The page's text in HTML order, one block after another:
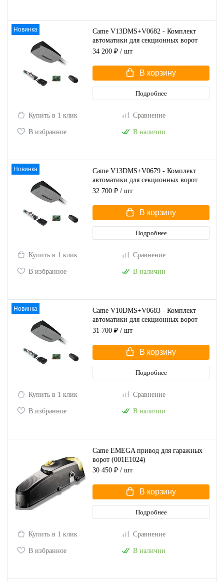
Новинка
Came V13DMS+V0682 - Комплект
автоматики для секционных ворот
высотой до 2,7 м
34 200 ₽ / шт
В корзину
Подробнее
Купить в 1 клик Сравнение
В избранное В наличии
Новинка
Came V13DMS+V0679 - Комплект
автоматики для секционных ворот
высотой до 2,25 м
32 700 ₽ / шт
В корзину
Подробнее
Купить в 1 клик Сравнение
В избранное В наличии
Новинка
Came V10DMS+V0683 - Комплект
автоматики для секционных ворот
высотой до 3,25 м
31 700 ₽ / шт
В корзину
Подробнее
Купить в 1 клик Сравнение
В избранное В наличии
Came EMEGA привод для гаражных
ворот (001E1024)
30 450 ₽ / шт
В корзину
Подробнее
Купить в 1 клик Сравнение
В избранное В наличии